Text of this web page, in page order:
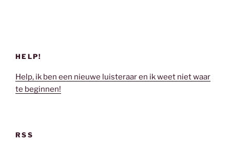
HELP!
Help, ik ben een nieuwe luisteraar en ik weet niet waar
te beginnen!
RSS